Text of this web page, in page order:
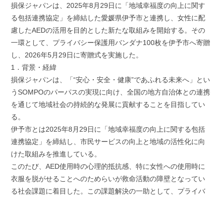
c
e
o
o
i
e
r
n
e
a
i
損保ジャパンは、2025年8月29日に「地域幸福度の向上に関す
る包括連携協定」を締結した愛媛県伊予市と連携し、女性に配
慮したAEDの活用を目的とした新たな取組みを開始する。その
一環として、プライバシー保護用バンダナ100枚を伊予市へ寄贈
し、2026年5月29日に寄贈式を実施した。
1．背景・経緯
損保ジャパンは、「“安心・安全・健康”であふれる未来へ」とい
うSOMPOのパーパスの実現に向け、全国の地方自治体との連携
を通じて地域社会の持続的な発展に貢献することを目指してい
る。
伊予市とは2025年8月29日に「地域幸福度の向上に関する包括
連携協定」を締結し、市民サービスの向上と地域の活性化に向
けた取組みを推進している。
このたび、AED使用時の心理的抵抗感、特に女性への使用時に
衣服を脱がせることへのためらいが救命活動の障壁となってい
る社会課題に着目した。この課題解決の一助として、プライバ